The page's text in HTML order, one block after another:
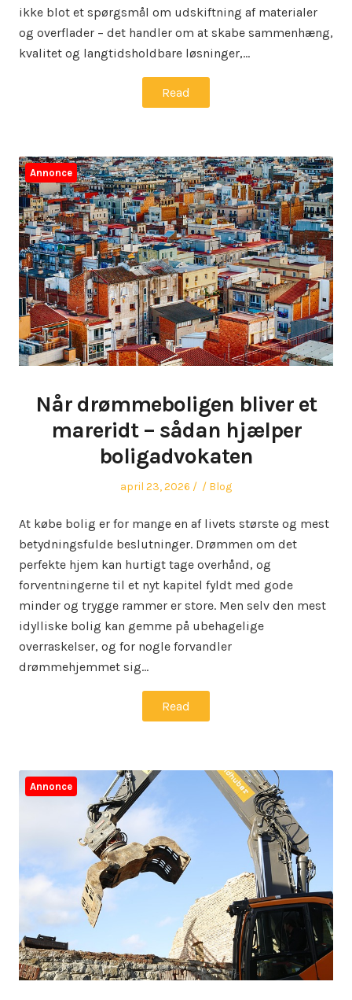
ikke blot et spørgsmål om udskiftning af materialer
og overflader – det handler om at skabe sammenhæng,
kvalitet og langtidsholdbare løsninger,…
Read
Annonce
Når drømmeboligen bliver et
mareridt – sådan hjælper
boligadvokaten
Posted
april 23, 2026 Author
Posted
Blog
At købe bolig er for mange en af livets største og mest
betydningsfulde beslutninger. Drømmen om det
perfekte hjem kan hurtigt tage overhånd, og
forventningerne til et nyt kapitel fyldt med gode
minder og trygge rammer er store. Men selv den mest
idylliske bolig kan gemme på ubehagelige
overraskelser, og for nogle forvandler
drømmehjemmet sig…
Read
Annonce